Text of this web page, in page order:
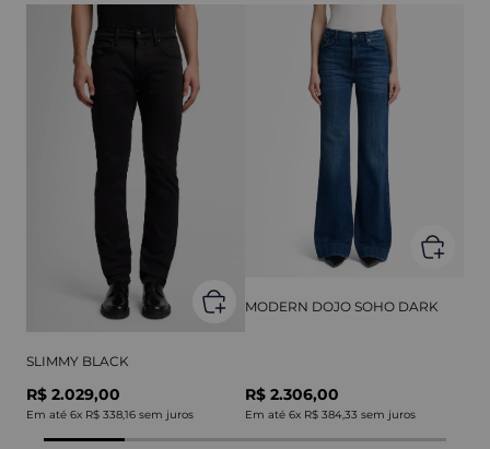
SLIMMY BLACK
R$ 2.029,00
Em até 6x R$ 338,16 sem juros
MODERN DOJO SOHO DARK
R$ 2.306,00
Em até 6x R$ 384,33 sem juros